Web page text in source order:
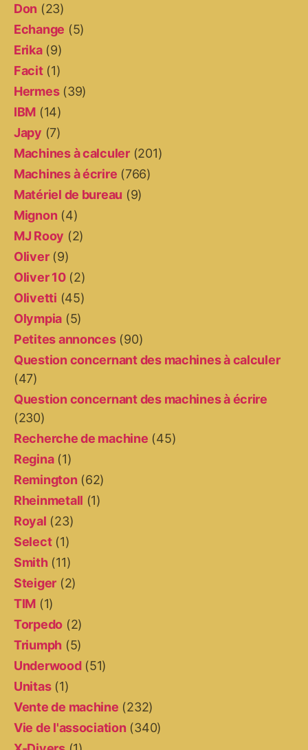
Don (23)
Echange (5)
Erika(9)
Facit(1)
Hermes(39)
IBM (14)
Japy (7)
Machines à calculer(201)
Machines à écrire (766)
Matériel de bureau (9)
Mignon (4)
MJ Rooy (2)
Oliver(9)
Oliver 10(2)
Olivetti (45)
Olympia (5)
Petites annonces(90)
Question concernant des machines à calculer
(47)
Question concernant des machines à écrire
(230)
Recherche de machine (45)
Regina(1)
Remington (62)
Rheinmetall (1)
Royal (23)
Select(1)
Smith(11)
Steiger (2)
TIM (1)
Torpedo (2)
Triumph (5)
Underwood(51)
Unitas(1)
Vente de machine (232)
Vie de l'association (340)